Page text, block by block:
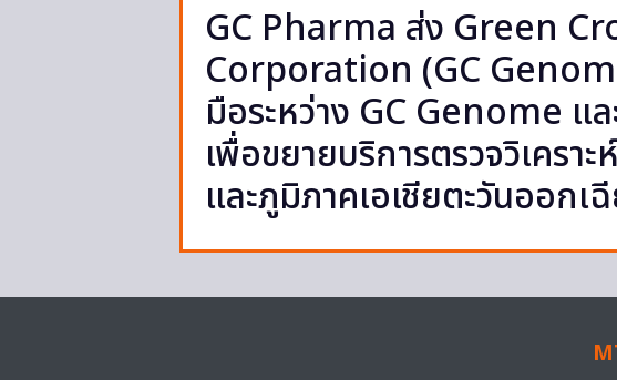
GC Pharma ส่ง Green
Corporation (GC
มือระหว่าง GC Genome แ
เพื่อขยายบริการตรวจวิเครา
และภูมิภาคเอเชียตะวันออกเ